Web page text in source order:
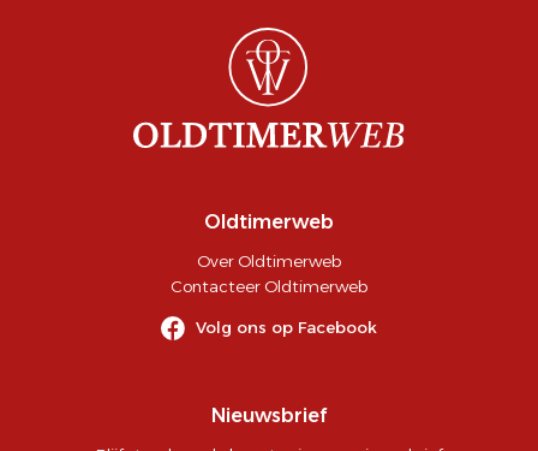
Oldtimerweb
Over Oldtimerweb
Contacteer Oldtimerweb
Volg ons op Facebook
Nieuwsbrief